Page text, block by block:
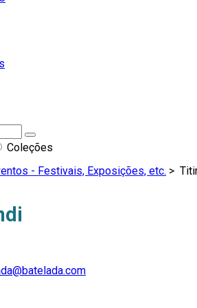
Coleções
- Festivais, Exposições, etc. >